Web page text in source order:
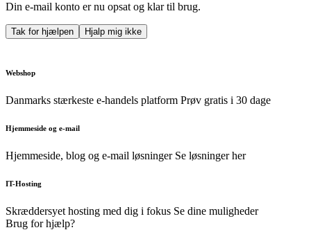
Din e-mail konto er nu opsat og klar til brug.
Tak for hjælpen Hjalp mig ikke
Webshop
Danmarks stærkeste e-handels platform Prøv gratis i 30 dage
Hjemmeside og e-mail
Hjemmeside, blog og e-mail løsninger Se løsninger her
IT-Hosting
Skræddersyet hosting med dig i fokus Se dine muligheder
Brug for hjælp?